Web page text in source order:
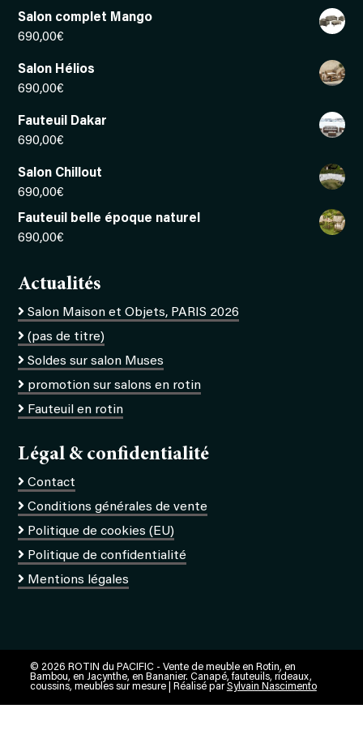
Salon complet Mango
690,00€
Salon Hélios
690,00€
Fauteuil Dakar
690,00€
Salon Chillout
690,00€
Fauteuil belle époque naturel
690,00€
Actualités
Salon Maison et Objets, PARIS 2026
(pas de titre)
Soldes sur salon Muses
promotion sur salons en rotin
Fauteuil en rotin
Légal & confidentialité
Contact
Conditions générales de vente
Politique de cookies (EU)
Politique de confidentialité
Mentions légales
© 2026 ROTIN du PACIFIC - Vente de meuble en Rotin, en
Bambou, en Jacynthe, en Bananier. Canapé, fauteuils, rideaux,
coussins, meubles sur mesure | Réalisé parSylvain Nascimento